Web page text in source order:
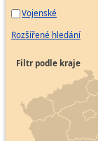
Vojenské
Rozšířené hledání
Filtr podle kraje